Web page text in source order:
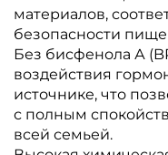
материалов,
безопасности
Без бисфенола А
воздействия
источнике, что
с полным
всей семьей.